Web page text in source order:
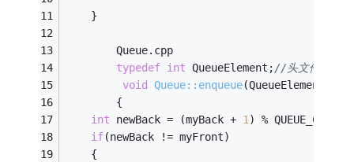
    }
        Queue.cpp
typedef int QueueElement;//头文件定义的
void
Queue::enqueue(QueueElement
        {
int newBack = (myBack + 1) %
if(newBack != myFront)
    {